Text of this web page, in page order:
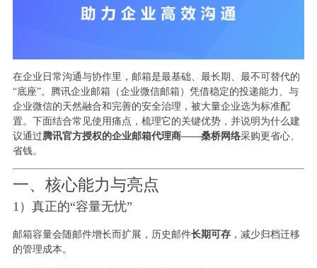
在企业日常沟通与协作里，邮箱是最基础、最长期、最不可替代的
“底座”。腾讯企业邮箱（企业微信邮箱）凭借稳定的投递能力、与
企业微信的天然融合和完善的安全治理，被大量企业选为标准配
置。下面结合常见使用痛点，梳理它的关键优势，并说明为什么建
议通过腾讯官方授权的企业邮箱代理商——桑桥网络采购更省心、
省钱。
一、核心能力与亮点
1）真正的“容量无忧”
邮箱容量会随邮件增长而扩展，历史邮件长期可存，减少归档迁移
的管理成本。